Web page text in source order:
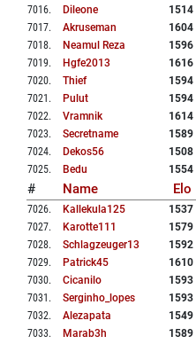
7016. Dileone 1514
7017. Akruseman 1604
7018. Neamul Reza 1596
7019. Hgfe2013 1616
7020. Thief 1594
7021 . Pulut 1594
7022. Vramnik 1614
7023. Secretname 1589
7024. Dekos56 1508
7025. Bedu 1554
# Name Elo
7026. Kallekula125 1537
7027. Karotte111 1579
7028. Schlagzeuger13 1592
7029. Patrick45 1610
7030. Cicanilo 1593
7031 . Serginho_lopes 1593
7032. Alezapata 1549
7033. Marab3h 1589